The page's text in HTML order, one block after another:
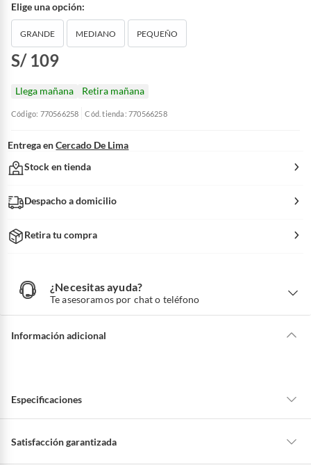
Elige una opción:
GRANDE MEDIANO PEQUEÑO
S/ 109
Llega mañana Retira mañana
Código: 770566258 Cód. tienda: 770566258
Entrega en Cercado De Lima
Stock en tienda
Despacho a domicilio
Retira tu compra
¿Necesitas ayuda?
Te asesoramos por chat o teléfono
N
e
t
Información adicional
Especificaciones
Material
Satisfacción garantizada